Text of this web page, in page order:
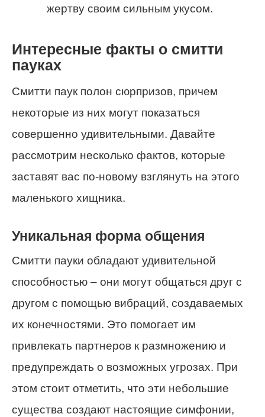
жертву своим сильным укусом.
Интересные факты о смитти
пауках
Смитти паук полон сюрпризов, причем
некоторые из них могут показаться
совершенно удивительными. Давайте
рассмотрим несколько фактов, которые
заставят вас по-новому взглянуть на этого
маленького хищника.
Уникальная форма общения
Смитти пауки обладают удивительной
способностью – они могут общаться друг с
другом с помощью вибраций, создаваемых
их конечностями. Это помогает им
привлекать партнеров к размножению и
предупреждать о возможных угрозах. При
этом стоит отметить, что эти небольшие
существа создают настоящие симфонии,